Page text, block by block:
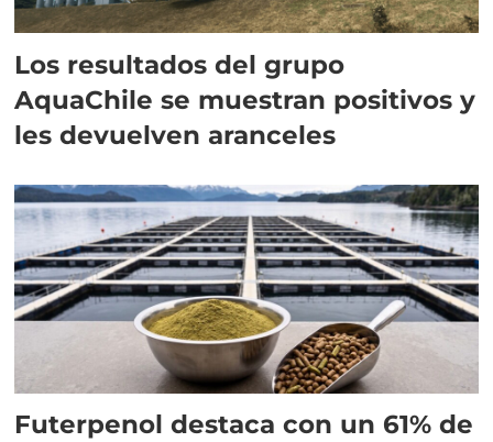
Los resultados del grupo
AquaChile se muestran positivos y
les devuelven aranceles
Futerpenol destaca con un 61% de